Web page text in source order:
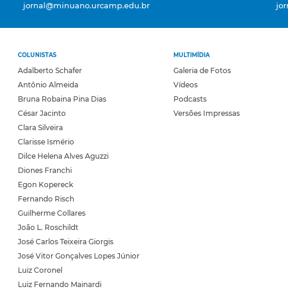
jornal@minuano.urcamp.edu.br
COLUNISTAS
Adalberto Schafer
Antônio Almeida
Bruna Robaina Pina Dias
César Jacinto
Clara Silveira
Clarisse Ismério
Dilce Helena Alves Aguzzi
Diones Franchi
Egon Kopereck
Fernando Risch
Guilherme Collares
João L. Roschildt
José Carlos Teixeira Giorgis
José Vitor Gonçalves Lopes Júnior
Luiz Coronel
Luiz Fernando Mainardi
MULTIMÍDIA
Galeria de Fotos
Vídeos
Podcasts
Versões Impressas